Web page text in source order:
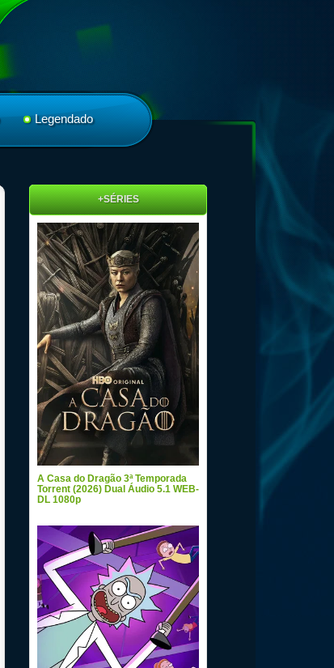
Legendado
+SÉRIES
A Casa do Dragão 3ª Temporada
Torrent (2026) Dual Áudio 5.1 WEB-
DL 1080p